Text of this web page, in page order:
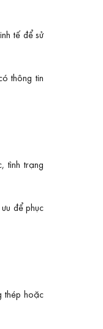
tế để sử
thông tin
tình trạng
để phục
thép hoặc